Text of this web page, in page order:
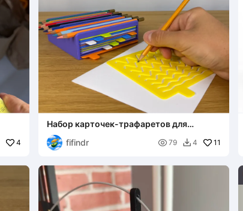
4
Набор карточек-трафаретов для
рисования
fifindr
 79  4 11